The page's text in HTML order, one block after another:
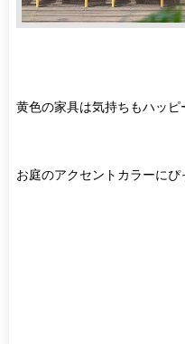
黄色の家具は気持ちもハッピ
お庭のアクセントカラーに